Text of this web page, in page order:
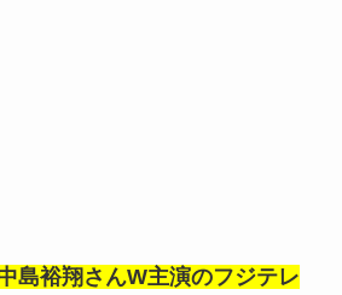
島裕翔さんW主演のフジテレ